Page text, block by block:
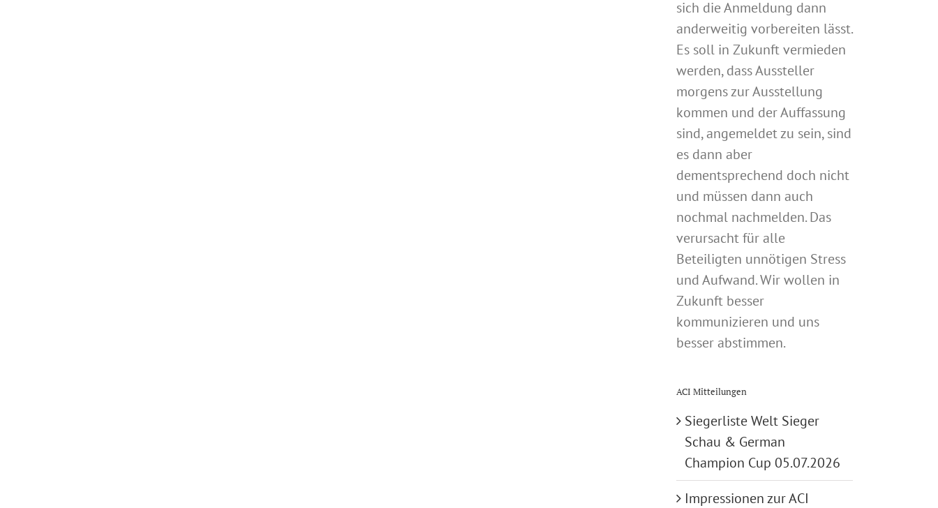
sich die Anmeldung dann
anderweitig vorbereiten lässt.
Es soll in Zukunft vermieden
werden, dass Aussteller
morgens zur Ausstellung
kommen und der Auffassung
sind, angemeldet zu sein, sind
es dann aber
dementsprechend doch nicht
und müssen dann auch
nochmal nachmelden. Das
verursacht für alle
Beteiligten unnötigen Stress
und Aufwand. Wir wollen in
Zukunft besser
kommunizieren und uns
besser abstimmen.
ACI Mitteilungen
Siegerliste Welt Sieger
Schau & German
Champion Cup 05.07.2026
Impressionen zur ACI